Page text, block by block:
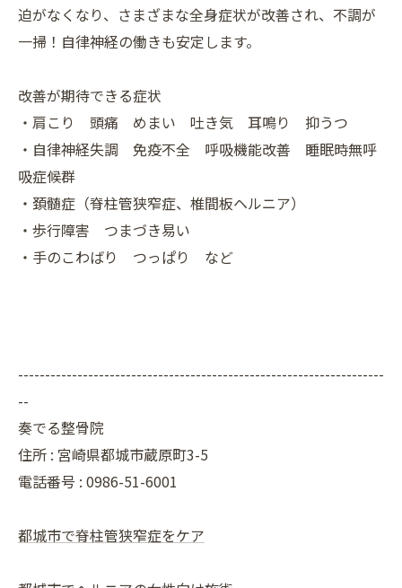
迫がなくなり、さまざまな全身症状が改善され、不調が
一掃！自律神経の働きも安定します。
改善が期待できる症状
・肩こり 頭痛 めまい 吐き気 耳鳴り 抑うつ
・自律神経失調 免疫不全 呼吸機能改善 睡眠時無呼
吸症候群
・頚髄症（脊柱管狭窄症、椎間板ヘルニア）
・歩行障害 つまづき易い
・手のこわばり つっぱり など
--------------------------------------------------------------------
--
奏でる整骨院
住所 : 宮崎県都城市蔵原町3-5
電話番号 : 0986-51-6001
都城市で脊柱管狭窄症をケア